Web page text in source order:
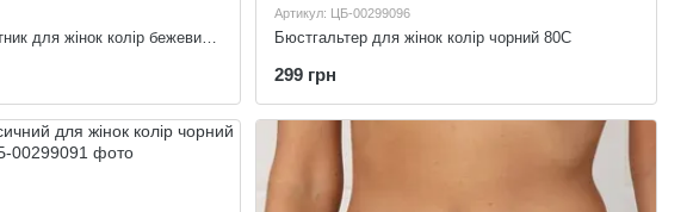
Бюстгальтер трикутник для жінок колір бежевий 80C
Артикул: ЦБ-00299096
Бюстгальтер для жінок колір чорний 80C
299 грн